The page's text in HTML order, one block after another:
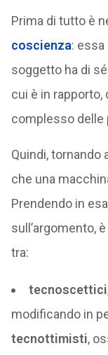
Prima di tutto è
coscienza: essa
soggetto ha di
cui è in rapporto,
complesso delle
Quindi, tornando
che una
Prendendo in
sull’argomento,
tra:
tecnoscettici
modificando in
tecnottimisti,